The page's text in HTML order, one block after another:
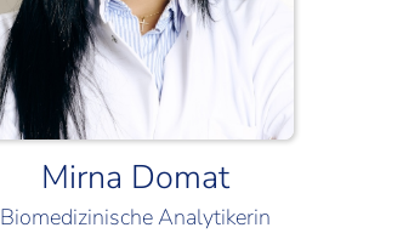
Mirna Domat
Biomedizinische Analytikerin